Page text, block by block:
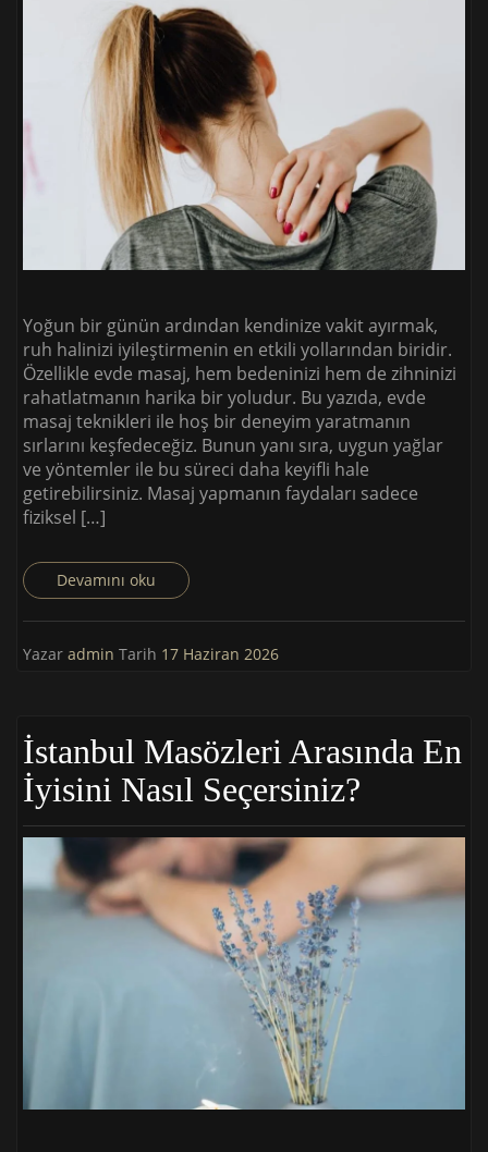
Yoğun bir günün ardından kendinize vakit ayırmak,
ruh halinizi iyileştirmenin en etkili yollarından biridir.
Özellikle evde masaj, hem bedeninizi hem de zihninizi
rahatlatmanın harika bir yoludur. Bu yazıda, evde
masaj teknikleri ile hoş bir deneyim yaratmanın
sırlarını keşfedeceğiz. Bunun yanı sıra, uygun yağlar
ve yöntemler ile bu süreci daha keyifli hale
getirebilirsiniz. Masaj yapmanın faydaları sadece
fiziksel […]
Devamını oku
Yazar admin Tarih 17 Haziran 2026
İstanbul Masözleri Arasında En
İyisini Nasıl Seçersiniz?